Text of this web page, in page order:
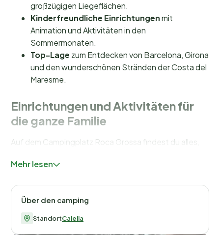
großzügigen Liegeflächen.
Kinderfreundliche Einrichtungenmit
Animation und Aktivitäten in den
Sommermonaten.
Top-Lage zum Entdecken von Barcelona, Girona
und den wunderschönen Stränden der Costa del
Maresme.
Einrichtungen und Aktivitäten für
die ganze Familie
Auf dem Campingplatz Roca Grossa findest du alles,
Spring ins kühle Nass in einem der zwei Pools, die
sind. Die Kleinen können sich auf dem Spielplatz
austoben oder im Juli und August an organisierten
Aktivitäten und Animation teilnehmen. Für
Sportbegeisterte gibt es zwei
Mehr lesen
Über den camping
StandortCalella